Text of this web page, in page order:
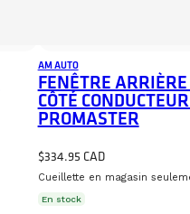
AM AUTO
FENÊTRE
CÔTÉ
PROMASTER
$334.95
Cueillette en magasin
En stock